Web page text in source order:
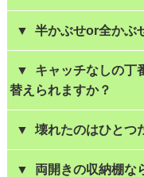
▼ 半かぶせor全かぶ
▼ キャッチなしの丁
替えられますか？
▼ 壊れたのはひとつ
▼ 両開きの収納棚な